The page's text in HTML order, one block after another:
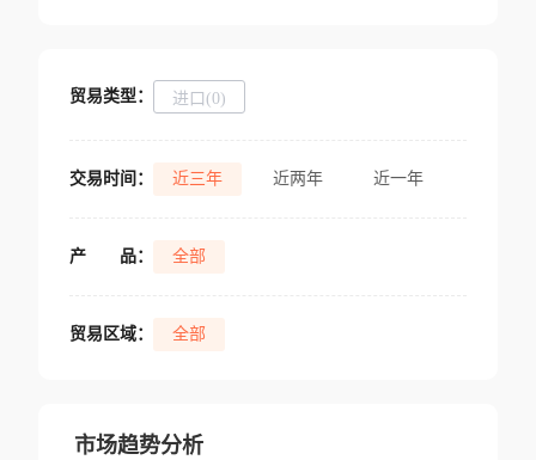
贸易类型： 进口(0)
交易时间： 近三年 近两年 近一年
产 品： 全部
贸易区域： 全部
市场趋势分析